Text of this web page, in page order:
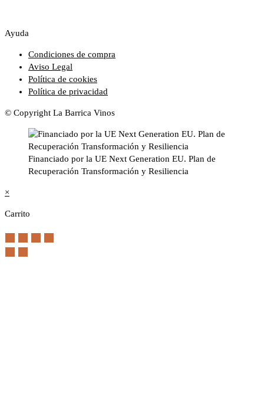
Ayuda
Condiciones de compra
Aviso Legal
Política de cookies
Política de privacidad
© Copyright La Barrica Vinos
Financiado por la UE Next Generation EU. Plan de
Recuperación Transformación y Resiliencia
×
Carrito